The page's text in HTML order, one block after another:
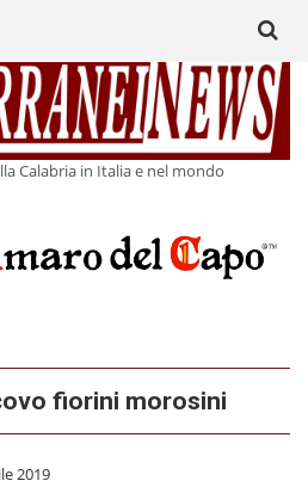
Calabria in Italia e nel mondo
for:
fiorini morosini
2019